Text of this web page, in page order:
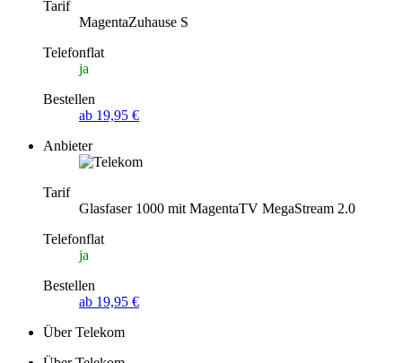
Tarif
MagentaZuhause S
Telefonflat
ja
Bestellen
ab 19,95 €
Anbieter
Tarif
Glasfaser 1000 mit MagentaTV MegaStream 2.0
Telefonflat
ja
Bestellen
ab 19,95 €
Über Telekom